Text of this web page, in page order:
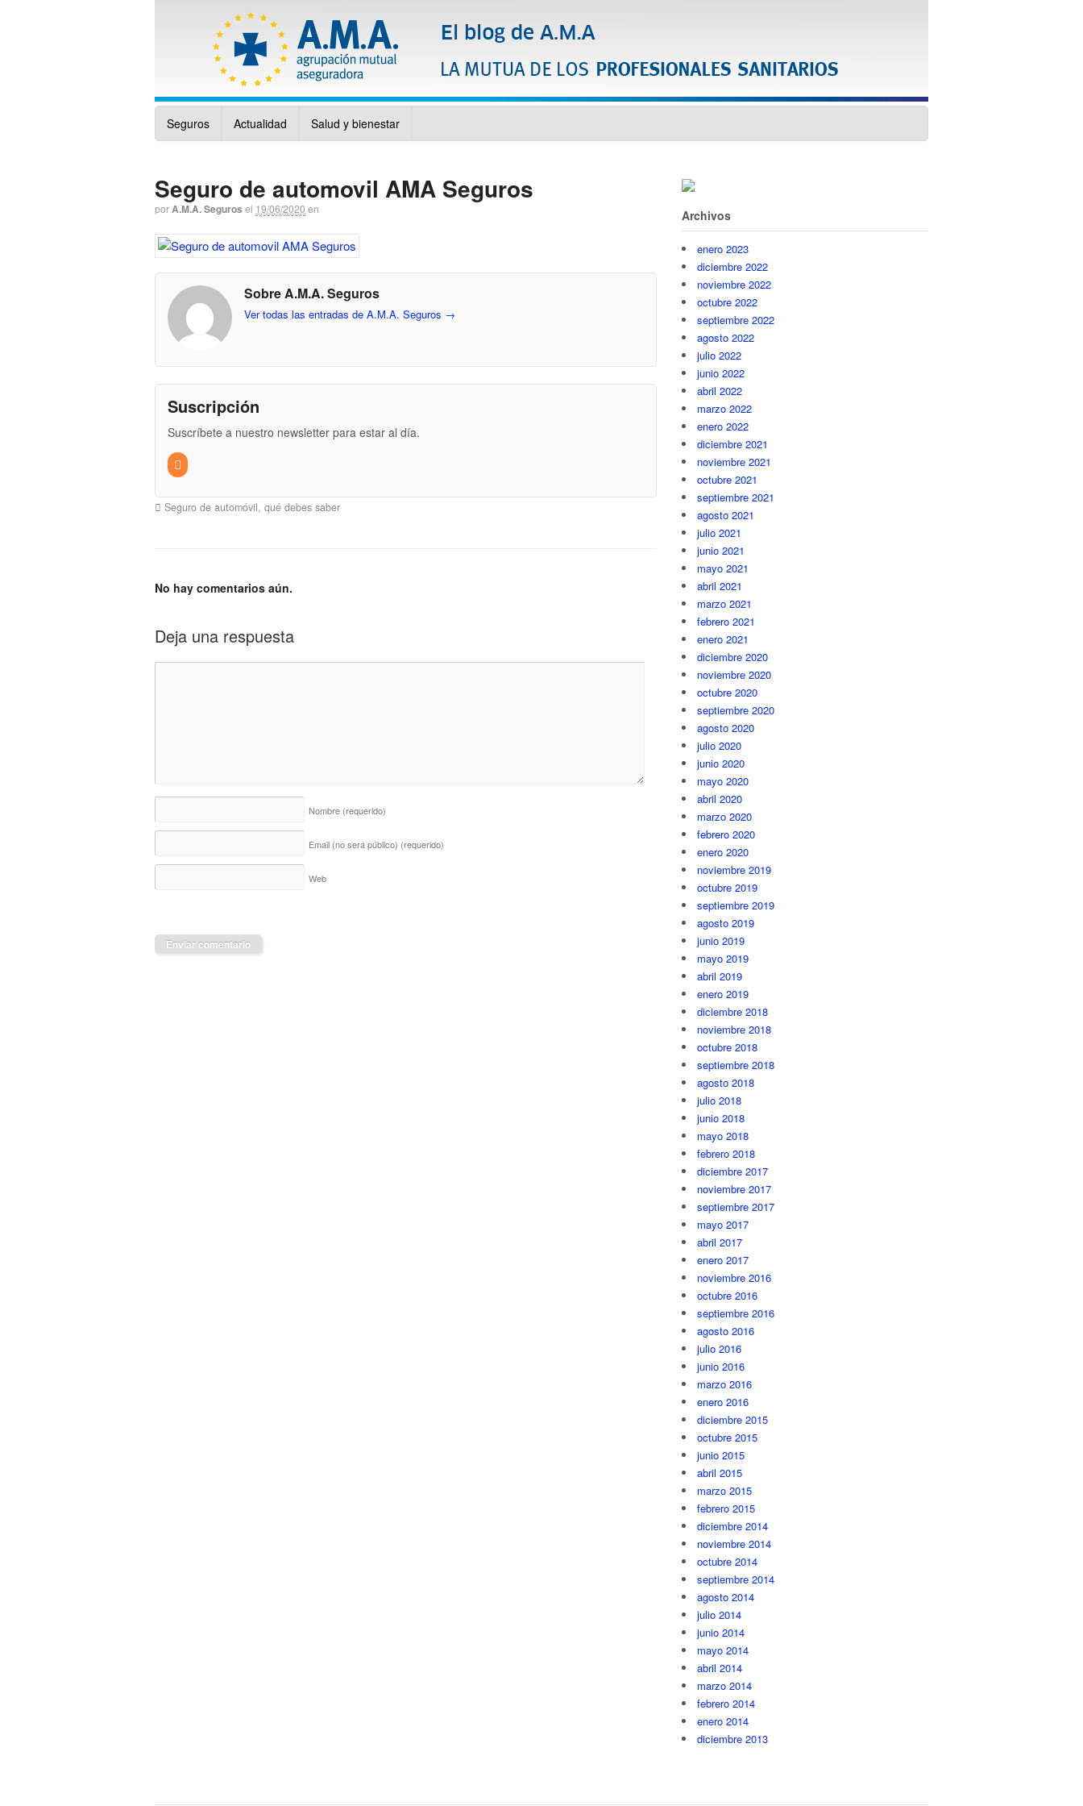
Seguros Actualidad Salud y bienestar
Seguro de automovil AMA Seguros
porA.M.A. Seguros el 19/06/2020 en
Sobre A.M.A. Seguros
Ver todas las entradas de A.M.A. Seguros →
Suscripción
Suscríbete a nuestro newsletter para estar al día.
Seguro de automóvil, qué debes saber
No hay comentarios aún.
Deja una respuesta
Nombre (requerido)
Email (no será público) (requerido)
Web
Archivos
enero 2023
diciembre 2022
noviembre 2022
octubre 2022
septiembre 2022
agosto 2022
julio 2022
junio 2022
abril 2022
marzo 2022
enero 2022
diciembre 2021
noviembre 2021
octubre 2021
septiembre 2021
agosto 2021
julio 2021
junio 2021
mayo 2021
abril 2021
marzo 2021
febrero 2021
enero 2021
diciembre 2020
noviembre 2020
octubre 2020
septiembre 2020
agosto 2020
julio 2020
junio 2020
mayo 2020
abril 2020
marzo 2020
febrero 2020
enero 2020
noviembre 2019
octubre 2019
septiembre 2019
agosto 2019
junio 2019
mayo 2019
abril 2019
enero 2019
diciembre 2018
noviembre 2018
octubre 2018
septiembre 2018
agosto 2018
julio 2018
junio 2018
mayo 2018
febrero 2018
diciembre 2017
noviembre 2017
septiembre 2017
mayo 2017
abril 2017
enero 2017
noviembre 2016
octubre 2016
septiembre 2016
agosto 2016
julio 2016
junio 2016
marzo 2016
enero 2016
diciembre 2015
octubre 2015
junio 2015
abril 2015
marzo 2015
febrero 2015
diciembre 2014
noviembre 2014
octubre 2014
septiembre 2014
agosto 2014
julio 2014
junio 2014
mayo 2014
abril 2014
marzo 2014
febrero 2014
enero 2014
diciembre 2013